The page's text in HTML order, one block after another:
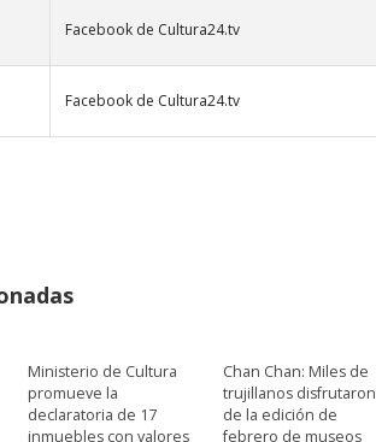
Facebook de Cultura24.tv
Facebook de Cultura24.tv
Ministerio de Cultura
promueve la
declaratoria de 17
inmuebles con valores
Chan Chan: Miles de
trujillanos disfrutaron
de la edición de
febrero de museos